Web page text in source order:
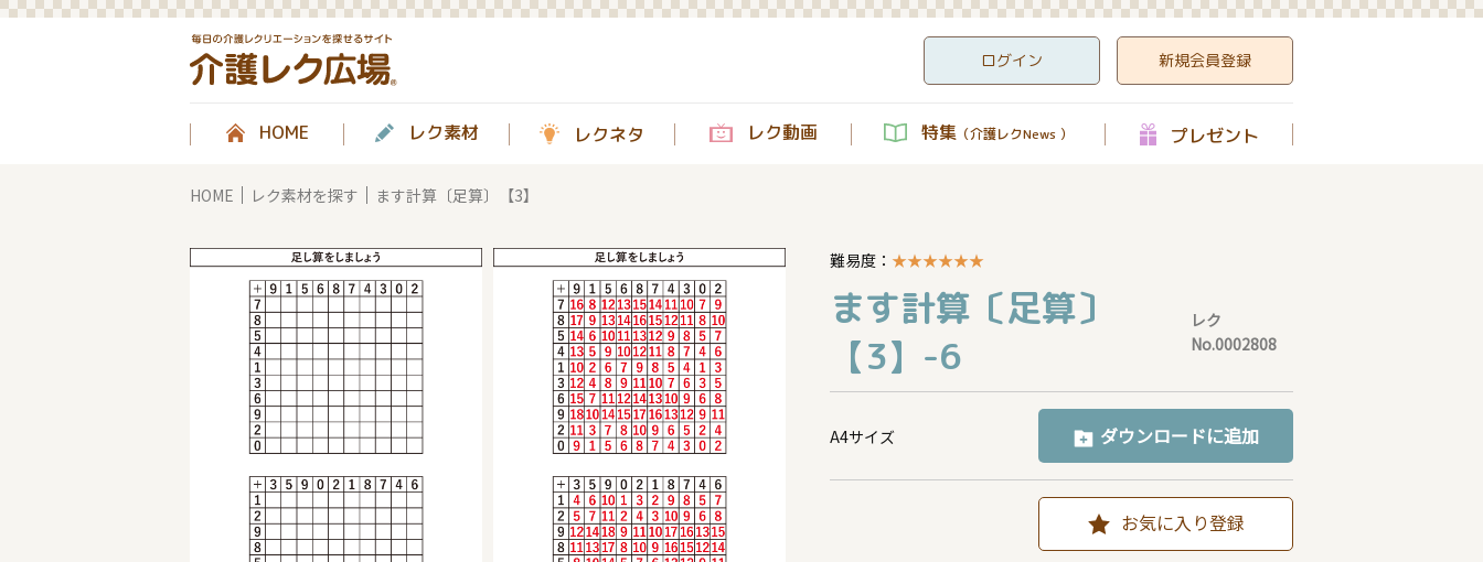
ログイン 新規会員登録
HOME レク素材 レクネタ レク動画 特集 （介護レクNews ） プレゼント
HOME レク素材を探す ます計算〔足算〕【3】
難易度： ★★★★★★
ます計算〔足算〕
【3】-6
レク
No.0002808
A4サイズ ダウンロードに追加
お気に入り登録